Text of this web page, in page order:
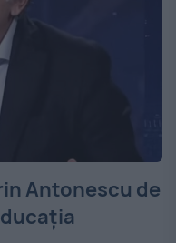
Antonescu de